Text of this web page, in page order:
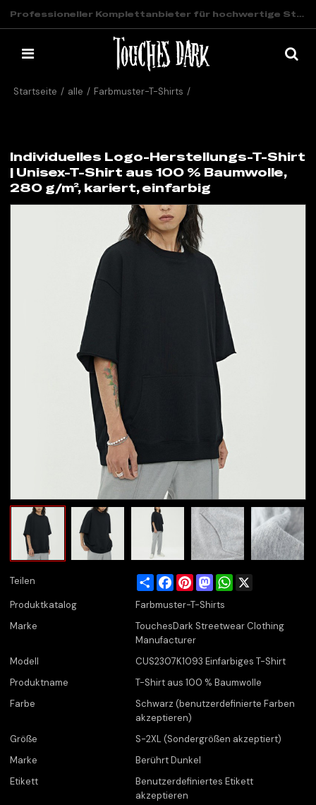
Professioneller Komplettanbieter für hochwertige Streetwear
Startseite / alle / Farbmuster-T-Shirts /
Individuelles Logo-Herstellungs-T-Shirt
| Unisex-T-Shirt aus 100 % Baumwolle,
280 g/m², kariert, einfarbig
Teilen ShareFacebook
PinterestMastodonWhatsApp
Produktkatalog
Farbmuster-T-Shirts
Marke
TouchesDark Streetwear Clothing
Manufacturer
Modell
CUS2307K1093 Einfarbiges T-Shirt
Produktname
T-Shirt aus 100 % Baumwolle
Farbe
Schwarz (benutzerdefinierte Farben
akzeptieren)
Größe
S-2XL (Sondergrößen akzeptiert)
Marke
Berührt Dunkel
Etikett
Benutzerdefiniertes Etikett
akzeptieren